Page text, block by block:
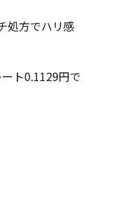
処方でハリ感
ト0.1129円で